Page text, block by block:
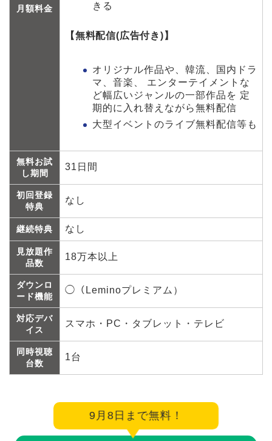
月額料金
きる
【無料配信(広告付き)】
オリジナル作品や、韓流、国内ドラ
マ、音楽、 エンターテイメントな
ど幅広いジャンルの一部作品を 定
期的に入れ替えながら無料配信
大型イベントのライブ無料配信等も
無料お試
し期間
31日間
初回登録
特典
なし
継続特典 なし
見放題作
品数
18万本以上
ダウンロ
ード機能
◯（Leminoプレミアム）
対応デバ
イス
スマホ・PC・タブレット・テレビ
同時視聴
台数
1台
9月8日まで無料！